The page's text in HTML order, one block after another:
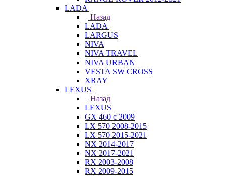
LADA
Назад
LADA
LARGUS
NIVA
NIVA TRAVEL
NIVA URBAN
VESTA SW CROSS
XRAY
LEXUS
Назад
LEXUS
GX 460 с 2009
LX 570 2008-2015
LX 570 2015-2021
NX 2014-2017
NX 2017-2021
RX 2003-2008
RX 2009-2015